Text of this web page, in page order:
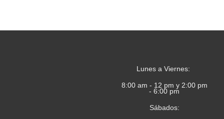
Lunes a Viernes:
8:00 am - 12 pm y 2:00 pm
- 6:00 pm
Sábados: